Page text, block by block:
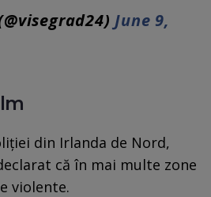
June 9,
din Irlanda de Nord,
că în mai multe zone
violente.